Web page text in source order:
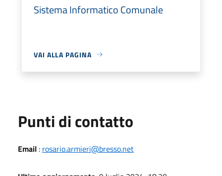
Sistema Informatico Comunale
VAI ALLA PAGINA
Punti di contatto
Email : rosario.armieri@bresso.net